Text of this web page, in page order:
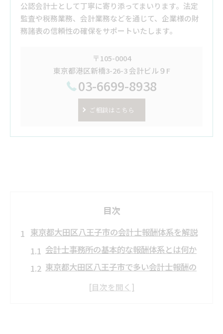
公認会計士として丁寧に寄り添ってまいります。法定
監査や税務業務、会計業務などを通じて、企業様の財
務諸表の信頼性の確保をサポートいたします。
〒105-0004
東京都港区新橋3-26-3 会計ビル９F
03-6699-8938
ご相談はこちら
目次
東京都大田区八王子市の会計士報酬体系を解説
会計士事務所の基本的な報酬体系とは何か
東京都大田区八王子市で多い会計士報酬の